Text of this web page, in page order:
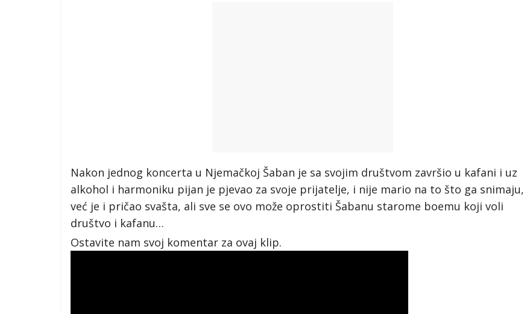
Nakon jednog koncerta u Njemačkoj Šaban je sa svojim društvom završio u kafani i uz
alkohol i harmoniku pijan je pjevao za svoje prijatelje, i nije mario na to što ga snimaju,
već je i pričao svašta, ali sve se ovo može oprostiti Šabanu starome boemu koji voli
društvo i kafanu…
Ostavite nam svoj komentar za ovaj klip.